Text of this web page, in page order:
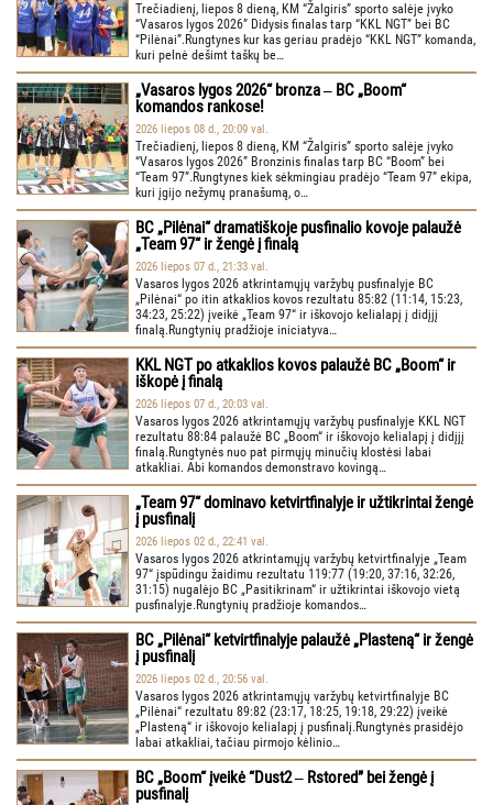
Trečiadienį, liepos 8 dieną, KM “Žalgiris” sporto salėje įvyko
“Vasaros lygos 2026” Didysis finalas tarp “KKL NGT” bei BC
“Pilėnai”.Rungtynes kur kas geriau pradėjo “KKL NGT” komanda,
kuri pelnė dešimt taškų be…
„Vasaros lygos 2026“ bronza ‒ BC „Boom“
komandos rankose!
2026 liepos 08 d., 20:09 val.
Trečiadienį, liepos 8 dieną, KM “Žalgiris” sporto salėje įvyko
“Vasaros lygos 2026” Bronzinis finalas tarp BC “Boom” bei
“Team 97”.Rungtynes kiek sėkmingiau pradėjo “Team 97” ekipa,
kuri įgijo nežymų pranašumą, o…
BC „Pilėnai“ dramatiškoje pusfinalio kovoje palaužė
„Team 97“ ir žengė į finalą
2026 liepos 07 d., 21:33 val.
Vasaros lygos 2026 atkrintamųjų varžybų pusfinalyje BC
„Pilėnai“ po itin atkaklios kovos rezultatu 85:82 (11:14, 15:23,
34:23, 25:22) įveikė „Team 97“ ir iškovojo kelialapį į didįjį
finalą.Rungtynių pradžioje iniciatyva…
KKL NGT po atkaklios kovos palaužė BC „Boom“ ir
iškopė į finalą
2026 liepos 07 d., 20:03 val.
Vasaros lygos 2026 atkrintamųjų varžybų pusfinalyje KKL NGT
rezultatu 88:84 palaužė BC „Boom“ ir iškovojo kelialapį į didįjį
finalą.Rungtynės nuo pat pirmųjų minučių klostėsi labai
atkakliai. Abi komandos demonstravo kovingą…
„Team 97“ dominavo ketvirtfinalyje ir užtikrintai žengė
į pusfinalį
2026 liepos 02 d., 22:41 val.
Vasaros lygos 2026 atkrintamųjų varžybų ketvirtfinalyje „Team
97“ įspūdingu žaidimu rezultatu 119:77 (19:20, 37:16, 32:26,
31:15) nugalėjo BC „Pasitikrinam“ ir užtikrintai iškovojo vietą
pusfinalyje.Rungtynių pradžioje komandos…
BC „Pilėnai“ ketvirtfinalyje palaužė „Plasteną“ ir žengė
į pusfinalį
2026 liepos 02 d., 20:56 val.
Vasaros lygos 2026 atkrintamųjų varžybų ketvirtfinalyje BC
„Pilėnai“ rezultatu 89:82 (23:17, 18:25, 19:18, 29:22) įveikė
„Plasteną“ ir iškovojo kelialapį į pusfinalį.Rungtynės prasidėjo
labai atkakliai, tačiau pirmojo kėlinio…
BC „Boom“ įveikė “Dust2 ‒ Rstored” bei žengė į
pusfinalį